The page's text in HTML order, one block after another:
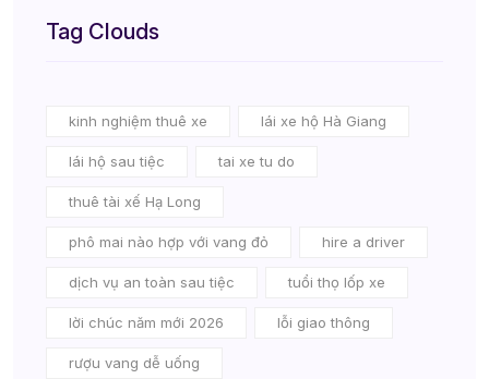
Tag Clouds
kinh nghiệm thuê xe lái xe hộ Hà Giang
lái hộ sau tiệc tai xe tu do
thuê tài xế Hạ Long
phô mai nào hợp với vang đỏ hire a driver
dịch vụ an toàn sau tiệc tuổi thọ lốp xe
lời chúc năm mới 2026 lỗi giao thông
rượu vang dễ uống